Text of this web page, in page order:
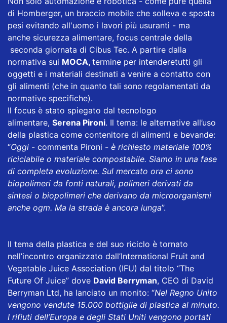
di Homberger, un braccio mobile che solleva e sposta
pesi evitando all'uomo i lavori più usuranti - ma
anche sicurezza alimentare, focus centrale della
seconda giornata di Cibus Tec. A partire dalla
normativa sui MOCA, termine per intenderetutti gli
oggetti e i materiali destinati a venire a contatto con
gli alimenti (che in quanto tali sono regolamentati da
normative specifiche).
Il focus è stato spiegato dal tecnologo
alimentare, Serena Pironi. Il tema: le alternative all’uso
della plastica come contenitore di alimenti e bevande:
“Oggi - commenta Pironi - è richiesto materiale 100%
riciclabile o materiale compostabile. Siamo in una fase
di completa evoluzione. Sul mercato ora ci sono
biopolimeri da fonti naturali, polimeri derivati da
sintesi o biopolimeri che derivano da microorganismi
anche ogm. Ma la strada è ancora lunga”.
Il tema della plastica e del suo riciclo è tornato
nell’incontro organizzato dall’International Fruit and
Vegetable Juice Association (IFU) dal titolo “The
Future Of Juice” dove David Berryman, CEO di David
Berryman Ltd, ha lanciato un monito: “Nel Regno Unito
vengono vendute 15.000 bottiglie di plastica al minuto.
I rifiuti dell’Europa e degli Stati Uniti vengono portati